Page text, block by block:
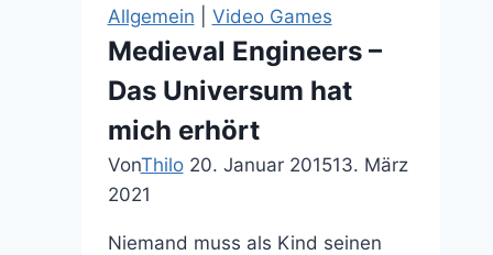
Allgemein Video Games
Medieval Engineers –
Das Universum hat
mich erhört
VonThilo 20. Januar 201513. März
2021
Niemand muss als Kind seinen